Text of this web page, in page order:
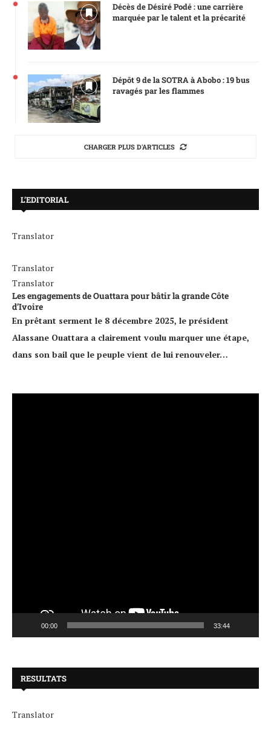
Décès de Désiré Podé : une carrière
marquée par le talent et la précarité
Dépôt 9 de la SOTRA à Abobo : 19 bus
ravagés par les flammes
CHARGER PLUS D'ARTICLES
L’EDITORIAL
Translator
Translator
Translator
Les engagements de Ouattara pour bâtir la grande Côte
d’Ivoire
En prêtant serment le 8 décembre 2025, le président
Alassane Ouattara a clairement voulu marquer une étape,
dans son bail que le peuple vient de lui renouveler…
00:00 33:44
RESULTATS
Translator